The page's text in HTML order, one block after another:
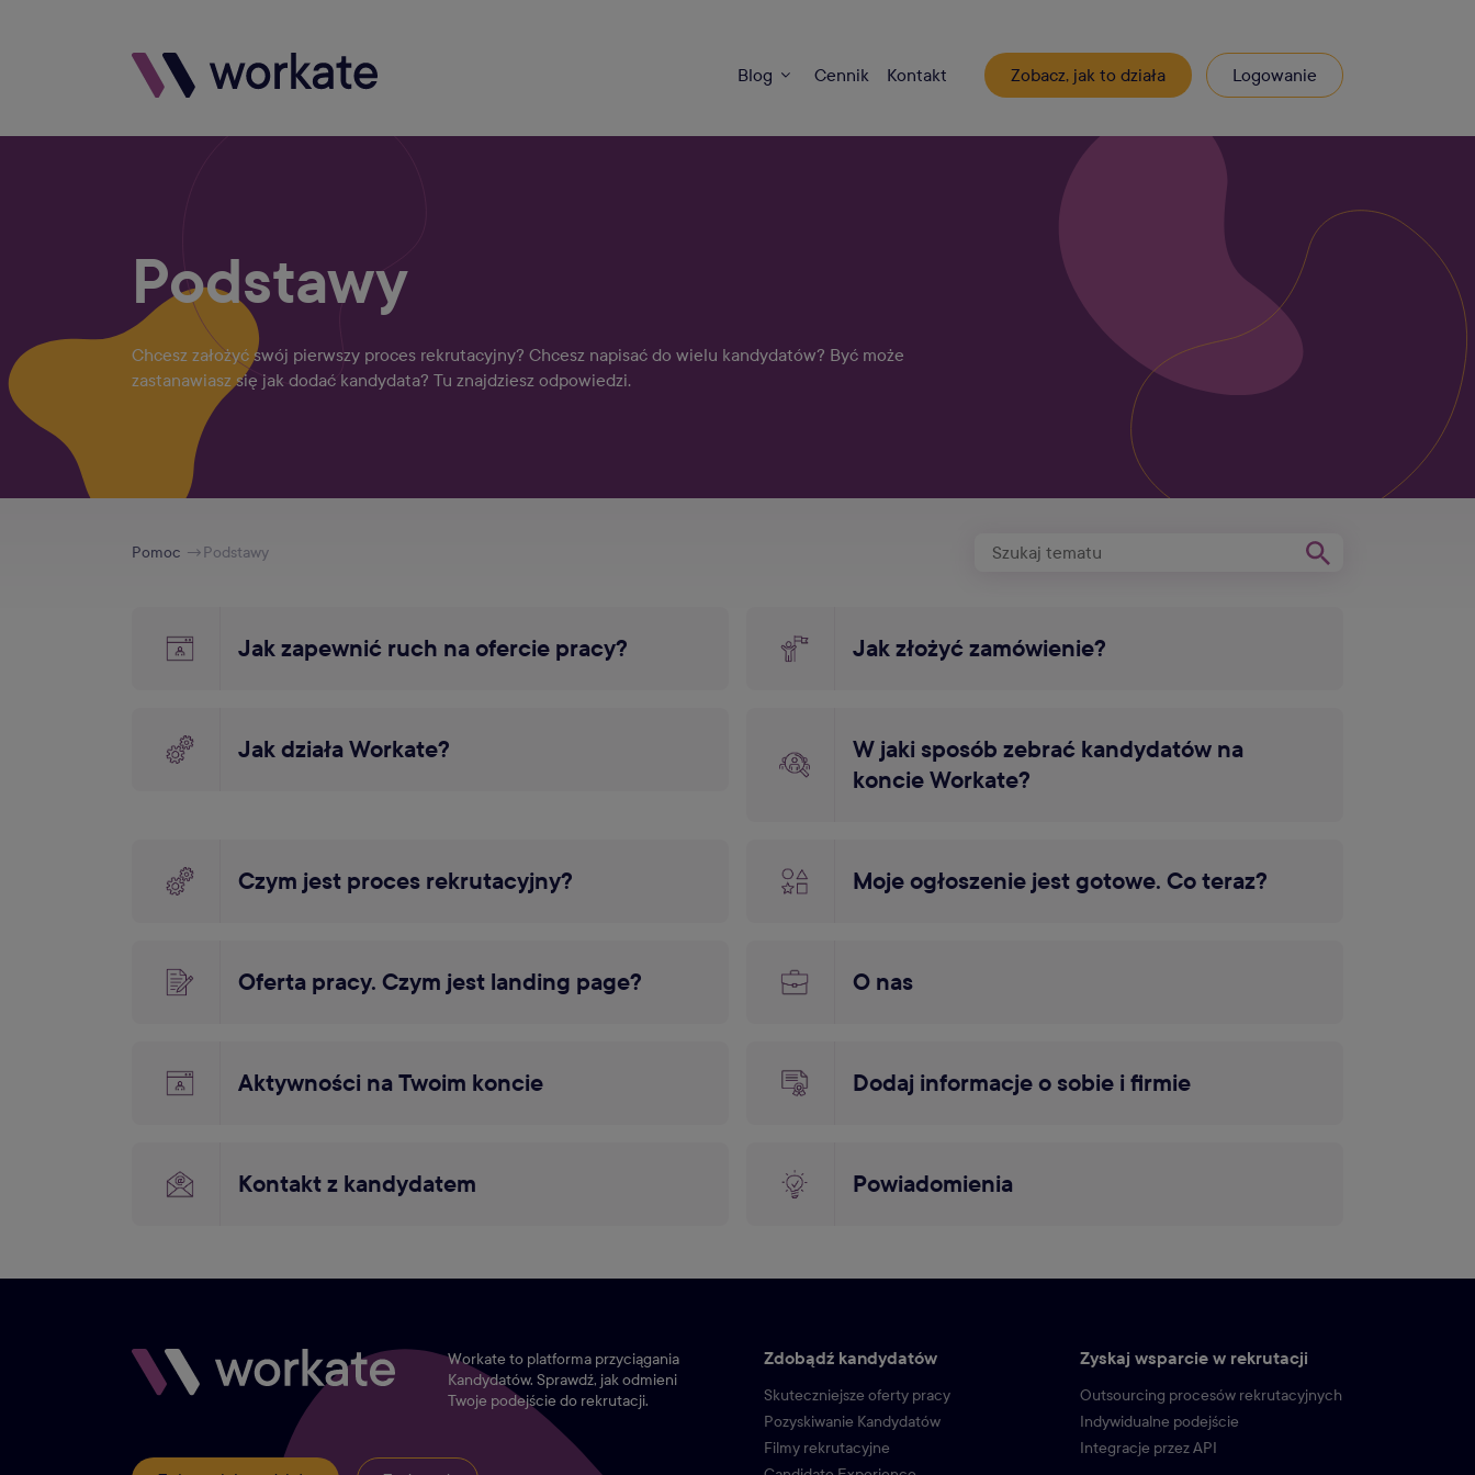
Blog Cennik Kontakt Zobacz, jak to działa Logowanie
Podstawy
Chcesz założyć swój pierwszy proces rekrutacyjny? Chcesz napisać do wielu kandydatów? Być może
zastanawiasz się jak dodać kandydata? Tu znajdziesz odpowiedzi.
Pomoc Podstawy
Jak zapewnić ruch na ofercie pracy? Jak złożyć zamówienie?
Jak działa Workate?
W jaki sposób zebrać kandydatów na
koncie Workate?
Czym jest proces rekrutacyjny? Moje ogłoszenie jest gotowe. Co teraz?
Oferta pracy. Czym jest landing page? O nas
Aktywności na Twoim koncie Dodaj informacje o sobie i firmie
Kontakt z kandydatem Powiadomienia
Workate to platforma przyciągania
Kandydatów. Sprawdź, jak odmieni
Twoje podejście do rekrutacji.
Zdobądź kandydatów
Skuteczniejsze oferty pracy
Pozyskiwanie Kandydatów
Filmy rekrutacyjne
Zyskaj wsparcie w rekrutacji
Outsourcing procesów rekrutacyjnych
Indywidualne podejście
Integracje przez API